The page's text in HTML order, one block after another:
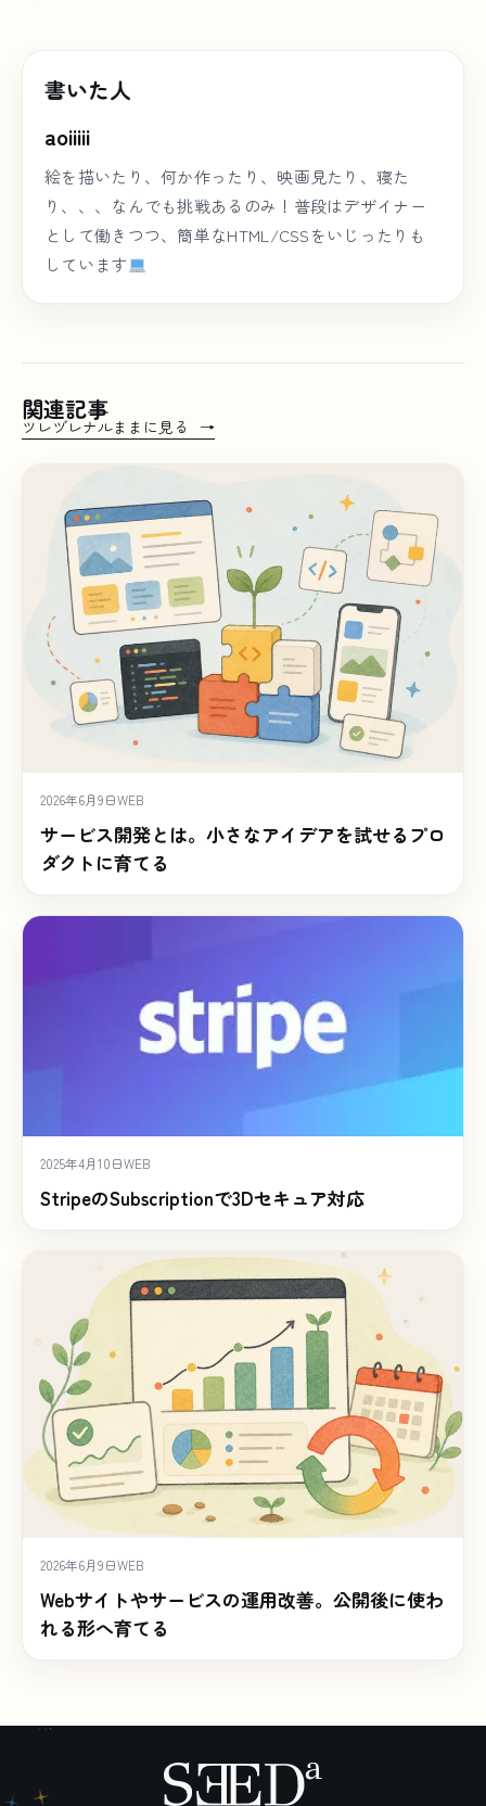
書いた人
aoiiiii
絵を描いたり、何か作ったり、映画見たり、寝た
り、、、なんでも挑戦あるのみ！普段はデザイナー
として働きつつ、簡単なHTML/CSSをいじったりも
しています
関連記事
ツレヅレナルままに見る
2026年6月9日WEB
サービス開発とは。小さなアイデアを試せるプロ
ダクトに育てる
2025年4月10日WEB
StripeのSubscriptionで3Dセキュア対応
2026年6月9日WEB
Webサイトやサービスの運用改善。公開後に使わ
れる形へ育てる